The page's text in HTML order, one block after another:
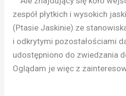
zespół płytkich i wysokich
(Ptasie Jaskinie) ze
i odkrytymi pozostałościami
udostępniono do zwiedzania
Oglądam je więc z